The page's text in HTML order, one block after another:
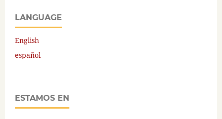
LANGUAGE
English
español
ESTAMOS EN